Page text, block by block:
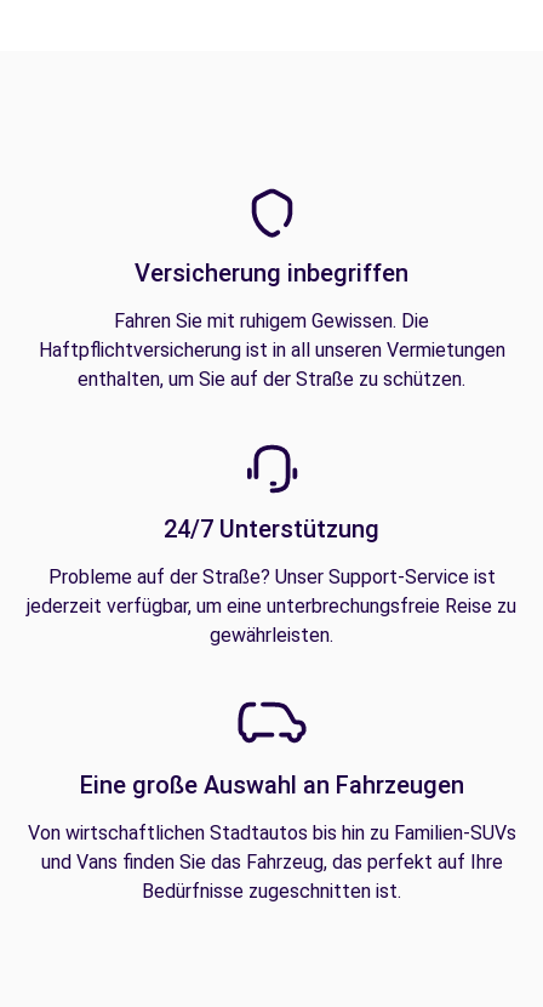
Versicherung inbegriffen
Fahren Sie mit ruhigem Gewissen. Die
Haftpflichtversicherung ist in all unseren Vermietungen
enthalten, um Sie auf der Straße zu schützen.
24/7 Unterstützung
Probleme auf der Straße? Unser Support-Service ist
jederzeit verfügbar, um eine unterbrechungsfreie Reise zu
gewährleisten.
Eine große Auswahl an Fahrzeugen
Von wirtschaftlichen Stadtautos bis hin zu Familien-SUVs
und Vans finden Sie das Fahrzeug, das perfekt auf Ihre
Bedürfnisse zugeschnitten ist.